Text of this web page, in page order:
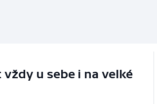
u sebe i na velké